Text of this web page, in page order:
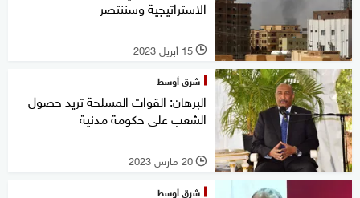
الاستراتيجية وسننتصر
l 15 أبريل 2023
شرق أوسط
البرهان: القوات المسلحة تريد حصول
الشعب على حكومة مدنية
l 20 مارس 2023
شرق أوسط